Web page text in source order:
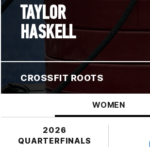
TAYLOR
HASKELL
CROSSFIT ROOTS
WOMEN
2026
QUARTERFINALS